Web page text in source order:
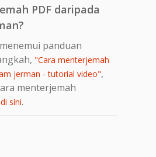
PDF daripada
panduan
"Cara menterjemah
jerman - tutorial video",
menterjemah
di sini.